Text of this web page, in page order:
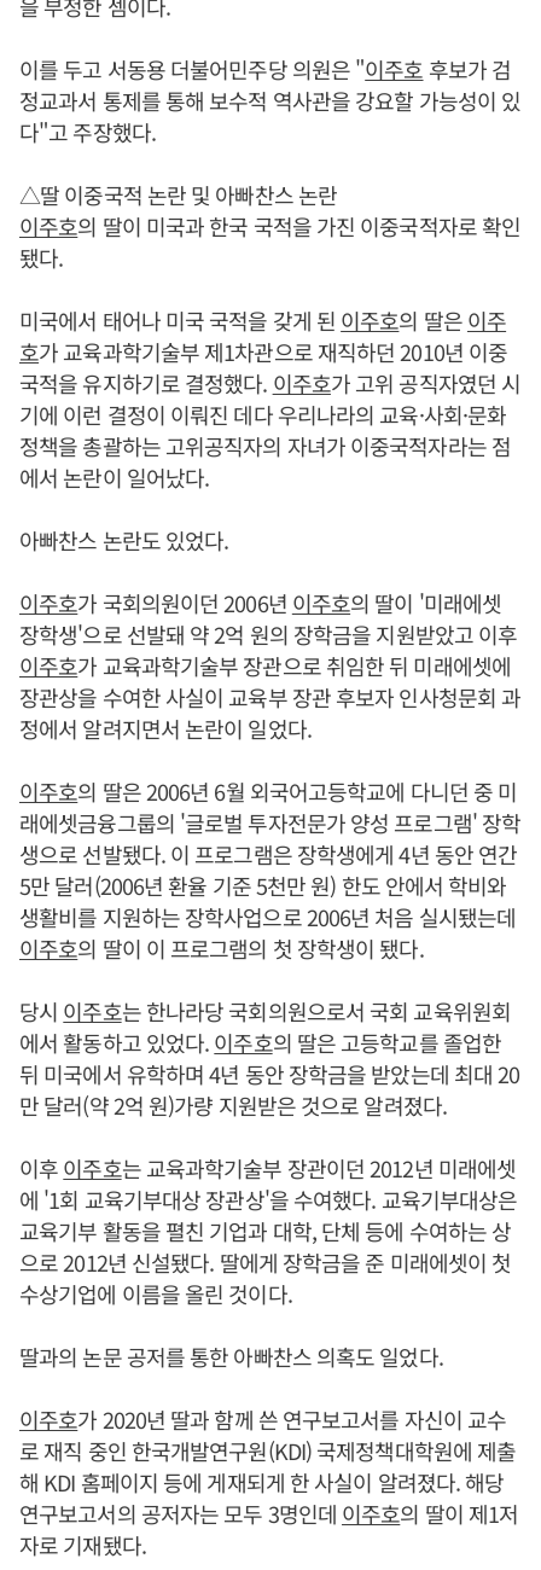
이를 두고 서동용 더불어민주당 의원은 "이주호 후보가 검
정교과서 통제를 통해 보수적 역사관을 강요할 가능성이 있
다"고 주장했다.
△딸 이중국적 논란 및 아빠찬스 논란
이주호의 딸이 미국과 한국 국적을 가진 이중국적자로 확인
됐다.
미국에서 태어나 미국 국적을 갖게 된 이주호의 딸은이주
호가 교육과학기술부 제1차관으로 재직하던 2010년 이중
국적을 유지하기로 결정했다. 이주호가 고위 공직자였던 시
기에 이런 결정이 이뤄진 데다 우리나라의 교육·사회·문화
정책을 총괄하는 고위공직자의 자녀가 이중국적자라는 점
에서 논란이 일어났다.
아빠찬스 논란도 있었다.
이주호가 국회의원이던 2006년 이주호의 딸이 '미래에셋
장학생'으로 선발돼 약 2억 원의 장학금을 지원받았고 이후
이주호가 교육과학기술부 장관으로 취임한 뒤 미래에셋에
장관상을 수여한 사실이 교육부 장관 후보자 인사청문회 과
정에서 알려지면서 논란이 일었다.
이주호의 딸은 2006년 6월 외국어고등학교에 다니던 중 미
래에셋금융그룹의 '글로벌 투자전문가 양성 프로그램' 장학
생으로 선발됐다. 이 프로그램은 장학생에게 4년 동안 연간
5만 달러(2006년 환율 기준 5천만 원) 한도 안에서 학비와
생활비를 지원하는 장학사업으로 2006년 처음 실시됐는데
이주호의 딸이 이 프로그램의 첫 장학생이 됐다.
당시 이주호는 한나라당 국회의원으로서 국회 교육위원회
에서 활동하고 있었다.이주호의 딸은 고등학교를 졸업한
뒤 미국에서 유학하며 4년 동안 장학금을 받았는데 최대 20
만 달러(약 2억 원)가량 지원받은 것으로 알려졌다.
이후이주호는 교육과학기술부 장관이던 2012년 미래에셋
에 '1회 교육기부대상 장관상'을 수여했다. 교육기부대상은
교육기부 활동을 펼친 기업과 대학, 단체 등에 수여하는 상
으로 2012년 신설됐다. 딸에게 장학금을 준 미래에셋이 첫
수상기업에 이름을 올린 것이다.
딸과의 논문 공저를 통한 아빠찬스 의혹도 일었다.
이주호가 2020년 딸과 함께 쓴 연구보고서를 자신이 교수
로 재직 중인 한국개발연구원(KDI) 국제정책대학원에 제출
해 KDI 홈페이지 등에 게재되게 한 사실이 알려졌다. 해당
연구보고서의 공저자는 모두 3명인데 이주호의 딸이 제1저
자로 기재됐다.